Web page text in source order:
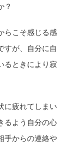
？
らこそ感じる感
すが、自分に自
るときにより寂
に疲れてしまい
るよう自分の心
手からの連絡や